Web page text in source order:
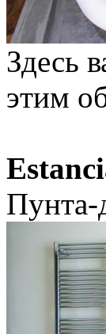
Здесь
этим
Пунта-